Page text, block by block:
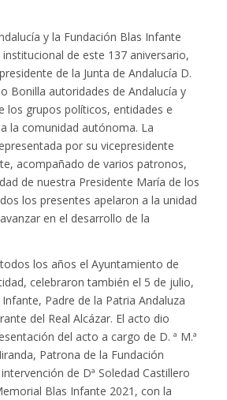
y la Fundación Blas Infante
de este 137 aniversario,
de la Junta de Andalucía D.
Bonilla autoridades de Andalucía y
los grupos políticos, entidades e
la comunidad autónoma. La
por su vicepresidente
acompañado de varios patronos,
de nuestra Presidente María de los
los presentes apelaron a la unidad
en el desarrollo de la
los años el Ayuntamiento de
celebraron también el 5 de julio,
Padre de la Patria Andaluza
del Real Alcázar. El acto dio
del acto a cargo de D. ª M.ª
Patrona de la Fundación
de Dª Soledad Castillero
Blas Infante 2021, con la